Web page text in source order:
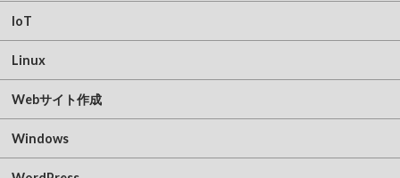
IoT
Linux
Webサイト作成
Windows